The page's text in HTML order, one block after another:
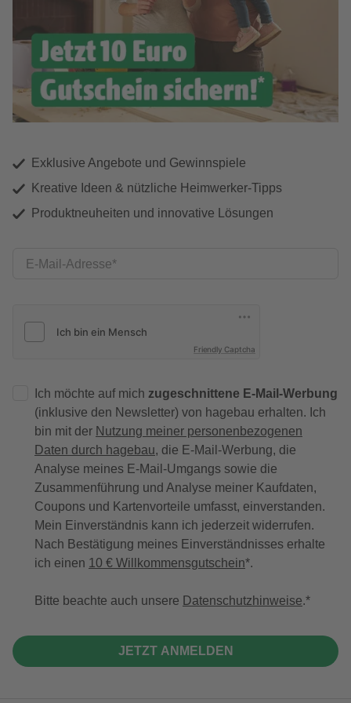
Exklusive Angebote und Gewinnspiele
Kreative Ideen & nützliche Heimwerker-Tipps
Produktneuheiten und innovative Lösungen
E-Mail-Adresse
Friendly Captcha
Ich möchte auf mich zugeschnittene E-Mail-Werbung
(inklusive den Newsletter) von hagebau erhalten. Ich
bin mit der Nutzung meiner personenbezogenen
Daten durch hagebau, die E-Mail-Werbung, die
Analyse meines E-Mail-Umgangs sowie die
Zusammenführung und Analyse meiner Kaufdaten,
Coupons und Kartenvorteile umfasst, einverstanden.
Mein Einverständnis kann ich jederzeit widerrufen.
Nach Bestätigung meines Einverständnisses erhalte
ich einen 10 € Willkommensgutschein*.
Bitte beachte auch unsere Datenschutzhinweise.
JETZT ANMELDEN